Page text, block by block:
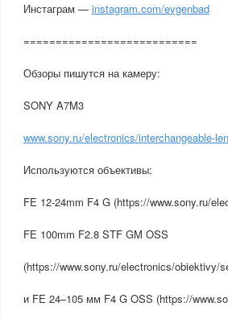
Инстаграм — instagram.com/evgenbad
===========================
Обзоры пишутся на камеру:
SONY A7M3
www.sony.ru/electronics/interchangeable-
Используются объективы:
FE 12-24mm F4 G (https://www.sony.ru/
FE 100mm F2.8 STF GM OSS
(https://www.sony.ru/electronics/obiektivy/
и FE 24–105 мм F4 G OSS (https://